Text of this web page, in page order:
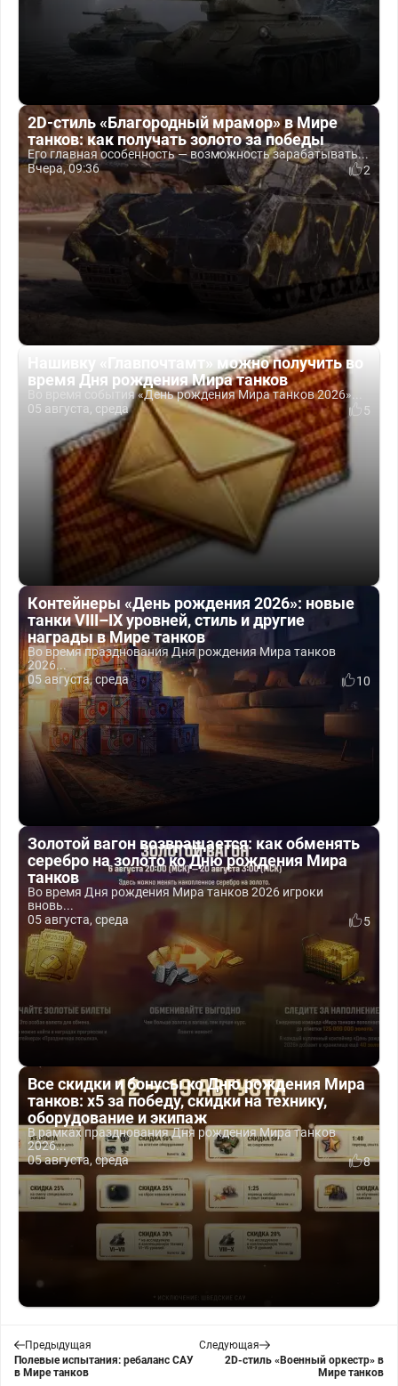
2D-стиль «Благородный мрамор» в Мире
танков: как получать золото за победы
Его главная особенность — возможность зарабатывать...
Вчера, 09:36
2
Нашивку «Главпочтамт» можно получить во
время Дня рождения Мира танков
Во время события «День рождения Мира танков 2026»...
05 августа, среда
5
Контейнеры «День рождения 2026»: новые
танки VIII–IX уровней, стиль и другие
награды в Мире танков
Во время празднования Дня рождения Мира танков
2026...
05 августа, среда
10
Золотой вагон возвращается: как обменять
серебро на золото ко Дню рождения Мира
танков
Во время Дня рождения Мира танков 2026 игроки
вновь...
05 августа, среда
5
Все скидки и бонусы ко Дню рождения Мира
танков: x5 за победу, скидки на технику,
оборудование и экипаж
В рамках празднования Дня рождения Мира танков
2026...
05 августа, среда
8
Предыдущая
Полевые испытания: ребаланс САУ
в Мире танков
Следующая
2D-стиль «Военный оркестр» в
Мире танков